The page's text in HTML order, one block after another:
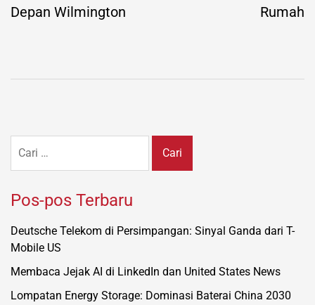
Depan Wilmington
Rumah
untuk:
Pos-pos Terbaru
Deutsche Telekom di Persimpangan: Sinyal Ganda dari T-
Mobile US
Membaca Jejak AI di LinkedIn dan United States News
Lompatan Energy Storage: Dominasi Baterai China 2030